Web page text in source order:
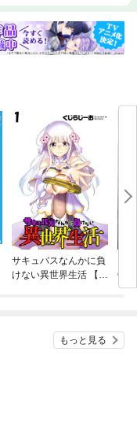
サキュバスなんかに負
けない異世界生活 【連
OG
ー‐
もっと見る